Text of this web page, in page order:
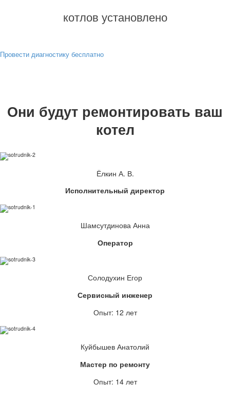
котлов установлено
Провести диагностику бесплатно
Они будут ремонтировать ваш
котел
Ёлкин А. В.
Исполнительный директор
Шамсутдинова Анна
Оператор
Солодухин Егор
Сервисный инженер
Опыт: 12 лет
Куйбышев Анатолий
Мастер по ремонту
Опыт: 14 лет